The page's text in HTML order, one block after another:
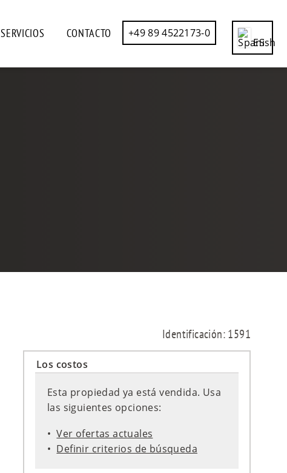
ES
SERVICIOS CONTACTO +49 89 4522173-0
Identificación: 1591
Los costos
Esta propiedad ya está vendida. Usa
las siguientes opciones:
Ver ofertas actuales
Definir criterios de búsqueda